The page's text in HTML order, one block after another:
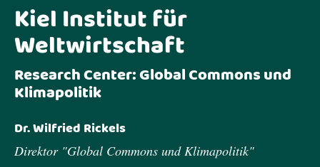
Kiel Institut für
Weltwirtschaft
Research Center: Global Commons und
Klimapolitik
Dr. Wilfried Rickels
Direktor "Global Commons und Klimapolitik"